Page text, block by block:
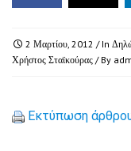
2 Μαρτίου, 2012 / In
Χρήστος Σταϊκούρας / By
Εκτύπωση